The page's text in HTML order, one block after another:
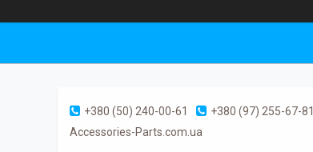
+380 (50) 240-00-61
+380 (97) 255-67-81
Accessories-Parts.com.ua